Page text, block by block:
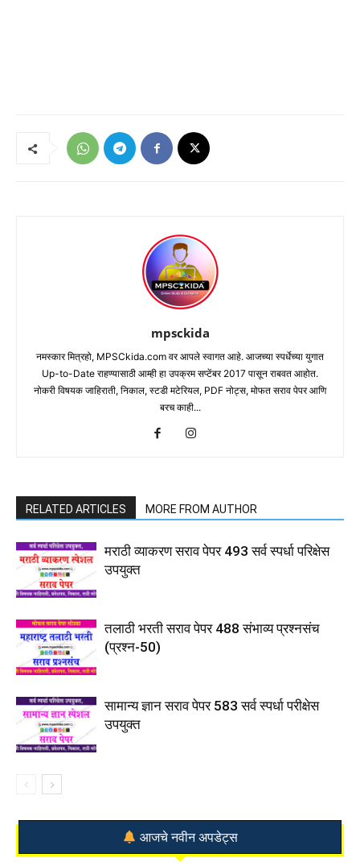
mpsckida
नमस्कार मित्रहो, MPSCkida.com वर आपले स्वागत आहे. आजच्या स्पर्धेच्या युगात
Up-to-Date राहण्यासाठी आम्ही हा उपक्रम सप्टेंबर 2017 पासून राबवत आहोत.
नोकरी विषयक जाहिराती, निकाल, स्टडी मटेरियल, PDF नोट्स, मोफत सराव पेपर आणि
बरच काही...
RELATED ARTICLES MORE FROM AUTHOR
मराठी व्याकरण सराव पेपर 493 सर्व स्पर्धा परिक्षेस
उपयुक्त
तलाठी भरती सराव पेपर 488 संभाव्य प्रश्नसंच
(प्रश्न-50)
सामान्य ज्ञान सराव पेपर 583 सर्व स्पर्धा परीक्षेस
उपयुक्त
आजचे नवीन अपडेट्स